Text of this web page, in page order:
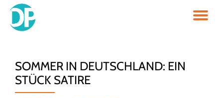
Skip
SOMMER IN DEUTSCHLAND: EIN
STÜCK SATIRE